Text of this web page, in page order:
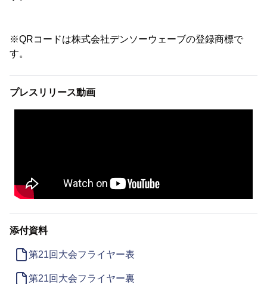
※QRコードは株式会社デンソーウェーブの登録商標で
す。
プレスリリース動画
添付資料
第21回大会フライヤー表
第21回大会フライヤー裏